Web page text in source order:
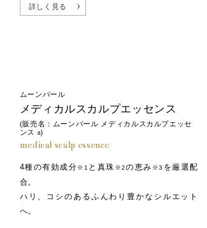
詳しく見る
ムーンパール
メディカルスカルプエッセンス
(販売名：ムーンパール メディカルスカルプエッセ
ンス a)
medical scalp essence
4種の有効成分※1 と真珠 ※2の恵み ※3 を厳選配
合。
ハリ、コシのあるふんわり豊かなシルエット
へ。